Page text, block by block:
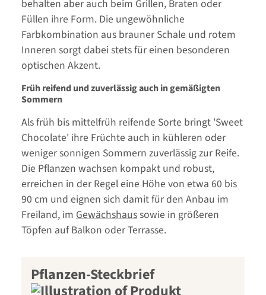
behalten aber auch beim Grillen, Braten oder
Füllen ihre Form. Die ungewöhnliche
Farbkombination aus brauner Schale und rotem
Inneren sorgt dabei stets für einen besonderen
optischen Akzent.
Früh reifend und zuverlässig auch in gemäßigten
Sommern
Als früh bis mittelfrüh reifende Sorte bringt 'Sweet
Chocolate' ihre Früchte auch in kühleren oder
weniger sonnigen Sommern zuverlässig zur Reife.
Die Pflanzen wachsen kompakt und robust,
erreichen in der Regel eine Höhe von etwa 60 bis
90 cm und eignen sich damit für den Anbau im
Freiland, im Gewächshaussowie in größeren
Töpfen auf Balkon oder Terrasse.
Pflanzen-Steckbrief